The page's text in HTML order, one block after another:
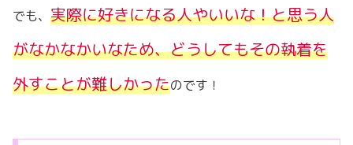
でも、 実際に好きになる人やいいな！と思う人
がなかなかいなため、どうしてもその執着を
外すことが難しかったのです！